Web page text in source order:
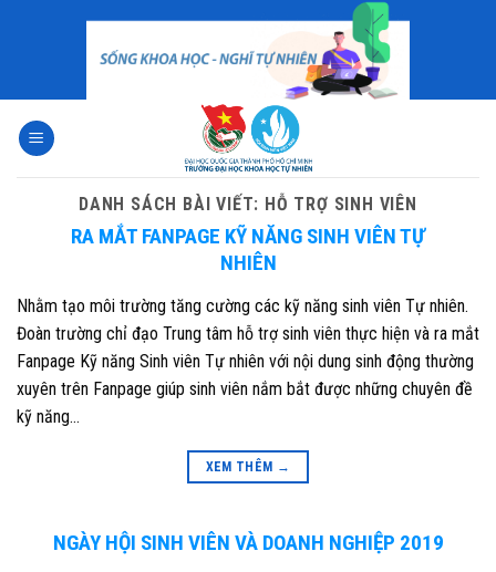
DANH SÁCH BÀI VIẾT: HỖ TRỢ SINH VIÊN
RA MẮT FANPAGE KỸ NĂNG SINH VIÊN TỰ
NHIÊN
Nhằm tạo môi trường tăng cường các kỹ năng sinh viên Tự nhiên.
Đoàn trường chỉ đạo Trung tâm hỗ trợ sinh viên thực hiện và ra mắt
Fanpage Kỹ năng Sinh viên Tự nhiên với nội dung sinh động thường
xuyên trên Fanpage giúp sinh viên nắm bắt được những chuyên đề
kỹ năng…
XEM THÊM →
NGÀY HỘI SINH VIÊN VÀ DOANH NGHIỆP 2019